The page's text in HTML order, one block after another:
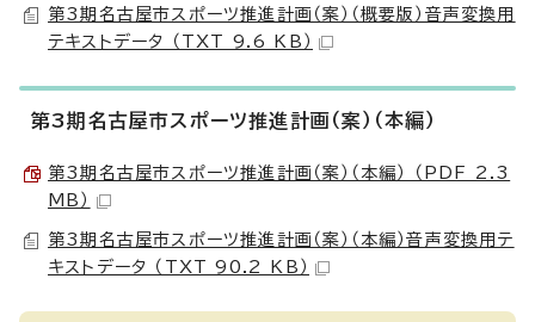
第3期名古屋市スポーツ推進計画（案）（概要版）音声変換用
テキストデータ （TXT 9.6 KB）
第3期名古屋市スポーツ推進計画（案）（本編）
第3期名古屋市スポーツ推進計画（案）（本編） （PDF 2.3
MB）
第3期名古屋市スポーツ推進計画（案）（本編）音声変換用テ
キストデータ （TXT 90.2 KB）